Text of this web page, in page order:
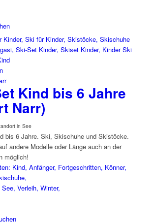
Kind bis 6 Jahre
Narr)
in See
bis 6 Jahre. Ski, Skischuhe und Skistöcke.
andere Modelle oder Länge auch an der
möglich!
Kind, Anfänger, Fortgeschritten, Könner,
Verleih, Winter,